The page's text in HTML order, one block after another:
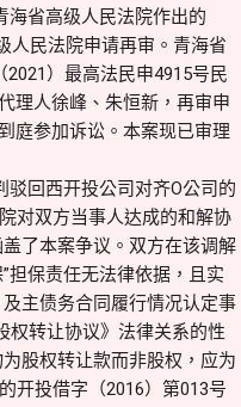
海省高级人民法院作出的
人民法院申请再审。青海省
）最高法民申4915号民
理人徐峰、朱恒新，再审申
庭参加诉讼。本案现已审理
驳回西开投公司对齐O公司的
对双方当事人达成的和解协
了本案争议。双方在该调解
担保责任无法律依据，且实
主债务合同履行情况认定事
权转让协议》法律关系的性
股权转让款而非股权，应为
开投借字（2016）第013号